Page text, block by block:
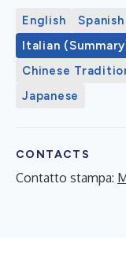
English Spanish
Italian
Chinese
Japanese
CONTACTS
Contatto stampa: